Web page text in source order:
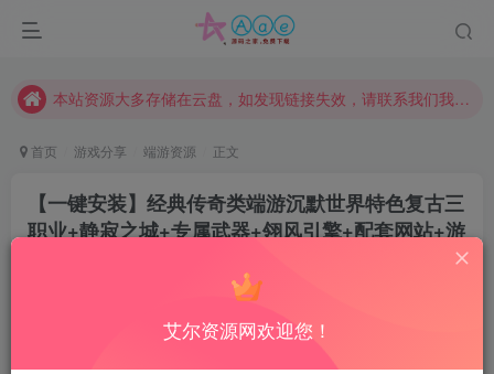
本网站的文章部分内容可能来源于网络，仅供大家学习与参考，如有侵权，请联系站长QQ466107887进行删除处理。
本站资源大多存储在云盘，如发现链接失效，请联系我们我们会第一时间更新。
请勿相信任何评论区广告！以免上当受骗！
本网站的文章部分内容可能来源于网络，仅供大家学习与参考，如有侵权，请联系站长QQ466107887进行删除处理。
首页 游戏分享 端游资源 正文
【一键安装】经典传奇类端游沉默世界特色复古三
职业+静寂之城+专属武器+翎风引擎+配套网站+游
艾尔资源网欢迎您！